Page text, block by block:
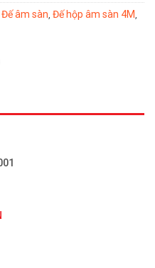
Đế âm sàn, Đế hộp âm sàn 4M,